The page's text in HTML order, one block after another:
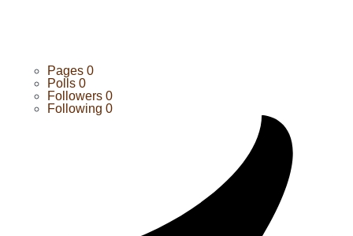
Pages 0
Polls 0
Followers 0
Following 0